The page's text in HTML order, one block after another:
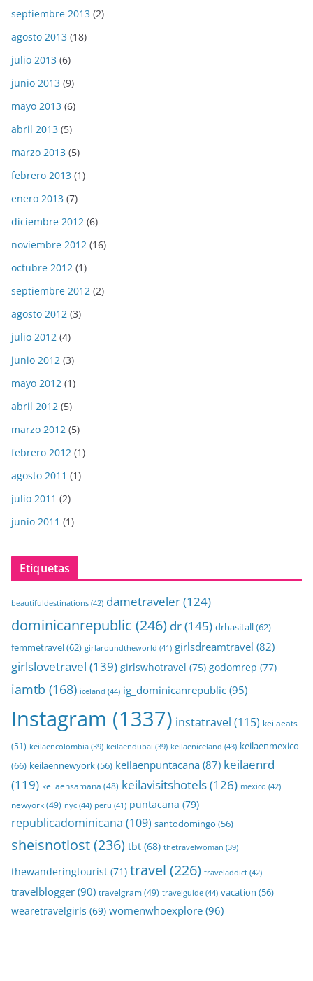
septiembre 2013 (2)
agosto 2013 (18)
julio 2013 (6)
junio 2013 (9)
mayo 2013 (6)
abril 2013 (5)
marzo 2013 (5)
febrero 2013 (1)
enero 2013 (7)
diciembre 2012 (6)
noviembre 2012 (16)
octubre 2012 (1)
septiembre 2012 (2)
agosto 2012 (3)
julio 2012 (4)
junio 2012 (3)
mayo 2012 (1)
abril 2012 (5)
marzo 2012 (5)
febrero 2012 (1)
agosto 2011 (1)
julio 2011 (2)
junio 2011 (1)
Etiquetas
beautifuldestinations (42) dametraveler(124)
dominicanrepublic (246) dr(145) drhasitall(62)
femmetravel(62) girlaroundtheworld (41) girlsdreamtravel (82)
girlslovetravel (139) girlswhotravel (75) godomrep (77)
iamtb (168) iceland (44) ig_dominicanrepublic (95)
Instagram (1337) instatravel (115) keilaeats
(51) keilaencolombia (39) keilaendubai (39) keilaeniceland (43) keilaenmexico
(66) keilaennewyork(56) keilaenpuntacana (87) keilaenrd
(119) keilaensamana (48) keilavisitshotels(126) mexico (42)
newyork(49) nyc (44) peru (41) puntacana (79)
republicadominicana (109) santodomingo (56)
sheisnotlost(236) tbt (68) thetravelwoman (39)
thewanderingtourist (71) travel (226) traveladdict (42)
travelblogger (90) travelgram(49) travelguide (44) vacation (56)
wearetravelgirls (69) womenwhoexplore(96)